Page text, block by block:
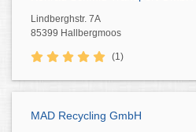
Lindberghstr. 7A
85399 Hallbergmoos
(1)
MAD Recycling GmbH